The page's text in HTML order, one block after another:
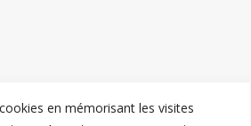
en mémorisant les visites